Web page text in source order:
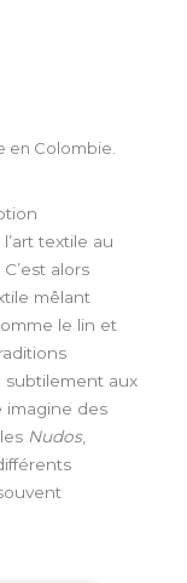
en Colombie.
textile au
alors
mêlant
le lin et
subtilement aux
imagine des
Nudos,